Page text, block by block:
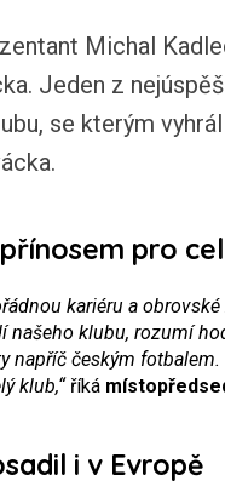
Michal
Jeden z
se kterým
pro
kariéru a
klubu, rozumí
napříč českým
klub,“říká
i v Evropě